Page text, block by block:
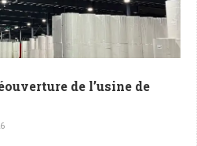
de l’usine de